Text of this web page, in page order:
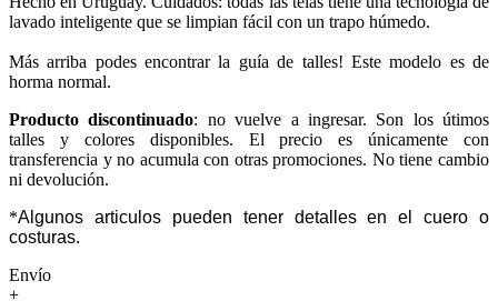
lavado inteligente que se limpian fácil con un trapo húmedo.
Más arriba podes encontrar la guía de talles! Este modelo es de
horma normal.
Producto discontinuado: no vuelve a ingresar. Son los útimos
talles y colores disponibles. El precio es únicamente con
transferencia y no acumula con otras promociones. No tiene cambio
ni devolución.
*Algunos articulos pueden tener detalles en el cuero o
costuras.
Envío
+